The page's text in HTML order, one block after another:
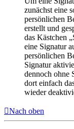
zunächst eine
persönlichen
erstellt und
das Kästchen
eine Signatur
persönlichen
Signatur
dennoch ohne
dort einfach
wieder
Nach oben